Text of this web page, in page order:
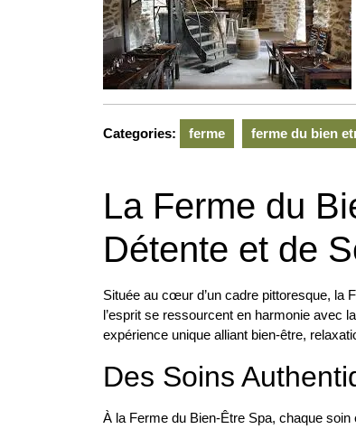
Categories: ferme ferme du bien
La Ferme du
Détente et de
Située au cœur d’un cadre pittoresque, la
l’esprit se ressourcent en harmonie avec
expérience unique alliant bien-être,
Des Soins
À la Ferme du Bien-Être Spa, chaque